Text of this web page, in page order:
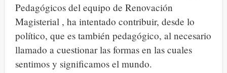
Pedagógicos del equipo de Renovación
Magisterial , ha intentado contribuir, desde lo
político, que es también pedagógico, al necesario
llamado a cuestionar las formas en las cuales
sentimos y significamos el mundo.